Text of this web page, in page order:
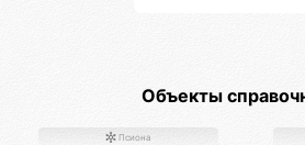
Объекты
Псиона